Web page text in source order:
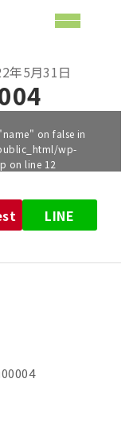
年5月31日
on false in
wp-
on line 12
LINE